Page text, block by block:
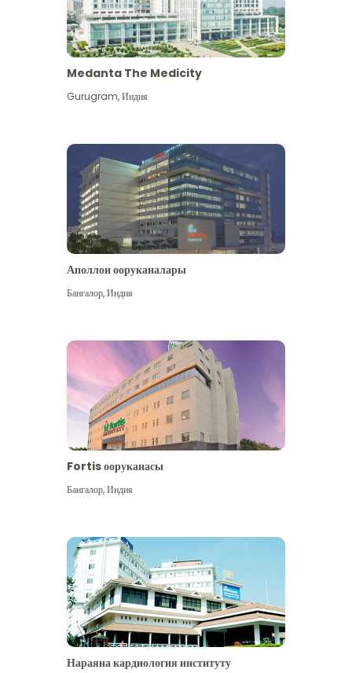
Medanta The Medicity
Gurugram,Индия
Аполлон ооруканалары
Бангалор,Индия
Fortis ооруканасы
Бангалор,Индия
Нараяна кардиология институту